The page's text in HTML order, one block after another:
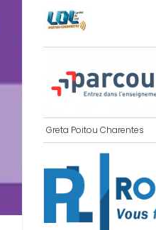
Greta Poitou Charentes